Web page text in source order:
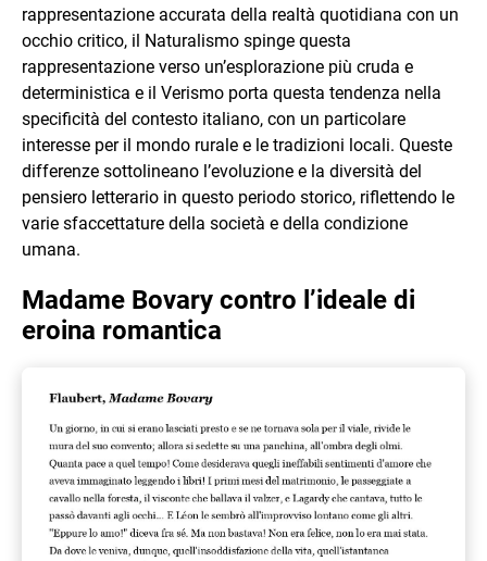
rappresentazione accurata della realtà quotidiana con un
occhio critico, il Naturalismo spinge questa
rappresentazione verso un’esplorazione più cruda e
deterministica e il Verismo porta questa tendenza nella
specificità del contesto italiano, con un particolare
interesse per il mondo rurale e le tradizioni locali. Queste
differenze sottolineano l’evoluzione e la diversità del
pensiero letterario in questo periodo storico, riflettendo le
varie sfaccettature della società e della condizione
umana.
Madame Bovary contro l’ideale di
eroina romantica